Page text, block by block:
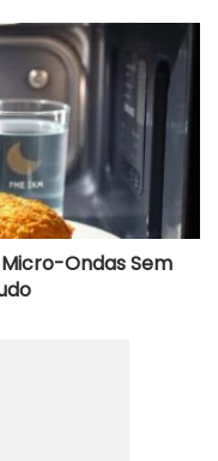
Ondas Sem